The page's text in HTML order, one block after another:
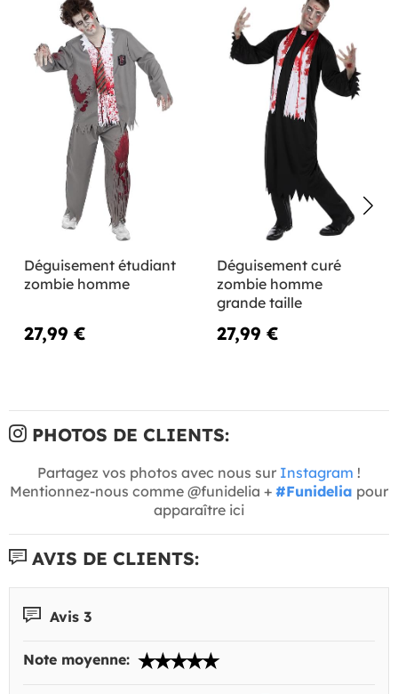
Déguisement étudiant
zombie homme
27,99 €
Déguisement curé
zombie homme
grande taille
27,99 €
PHOTOS DE CLIENTS:
Partagez vos photos avec nous sur Instagram !
Mentionnez-nous comme @funidelia + #Funidelia pour
apparaître ici
AVIS DE CLIENTS:
Avis 3
Note moyenne: